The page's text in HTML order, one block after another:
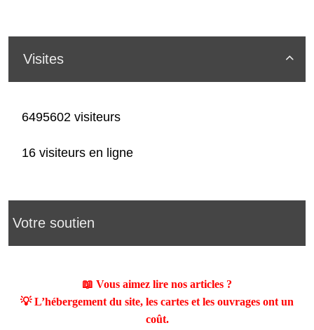

Visites
6495602 visiteurs
16 visiteurs en ligne
Votre soutien
📖 Vous aimez lire nos articles ?
💡 L’hébergement du site, les cartes et les ouvrages ont un
coût.